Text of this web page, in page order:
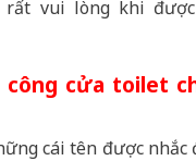
rất vui lòng khi
cửa toilet
cái tên được nhắc